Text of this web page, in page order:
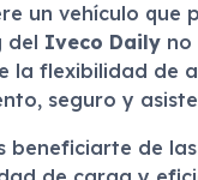
un vehículo
del Iveco Dailyno
la flexibilidad de
seguro y
beneficiarte de